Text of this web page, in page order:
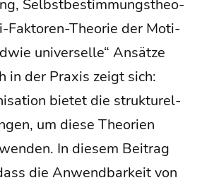
Selbst­be­stim­mungs­theo­
Fak­­to­­ren-Theo­rie der Moti­
uni­ver­sel­le“ Ansät­ze
in der Pra­xis zeigt sich:
bie­tet die struk­tu­rel­
um die­se Theo­rien
In die­sem Bei­trag
die Anwend­bar­keit von